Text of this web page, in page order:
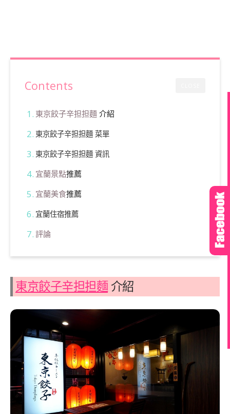
Contents
東京餃子辛担担麵介紹
東京餃子辛担担麵 菜單
東京餃子辛担担麵 資訊
宜蘭景點推薦
宜蘭美食推薦
宜蘭住宿推薦
評論
東京餃子辛担担麵 介紹